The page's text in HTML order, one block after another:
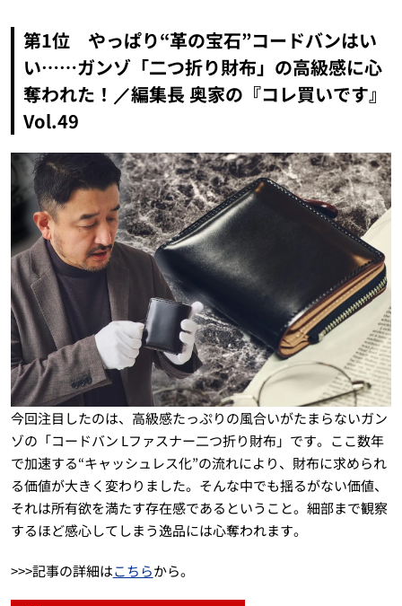
第1位 やっぱり“革の宝石”コードバンはい
い……ガンゾ「二つ折り財布」の高級感に心
奪われた！／編集長 奥家の『コレ買いです』
Vol.49
今回注目したのは、高級感たっぷりの風合いがたまらないガン
ゾの「コードバン Lファスナー二つ折り財布」です。ここ数年
で加速する“キャッシュレス化”の流れにより、財布に求められ
る価値が大きく変わりました。そんな中でも揺るがない価値、
それは所有欲を満たす存在感であるということ。細部まで観察
するほど感心してしまう逸品には心奪われます。
>>>記事の詳細はこちらから。